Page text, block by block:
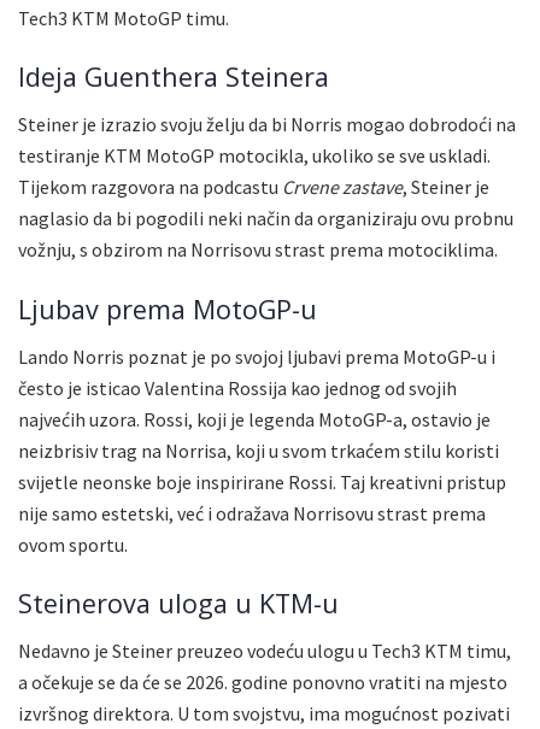
Tech3 KTM MotoGP timu.
Ideja Guenthera Steinera
Steiner je izrazio svoju želju da bi Norris mogao dobrodoći na
testiranje KTM MotoGP motocikla, ukoliko se sve uskladi.
Tijekom razgovora na podcastu Crvene zastave, Steiner je
naglasio da bi pogodili neki način da organiziraju ovu probnu
vožnju, s obzirom na Norrisovu strast prema motociklima.
Ljubav prema MotoGP-u
Lando Norris poznat je po svojoj ljubavi prema MotoGP-u i
često je isticao Valentina Rossija kao jednog od svojih
najvećih uzora. Rossi, koji je legenda MotoGP-a, ostavio je
neizbrisiv trag na Norrisa, koji u svom trkaćem stilu koristi
svijetle neonske boje inspirirane Rossi. Taj kreativni pristup
nije samo estetski, već i odražava Norrisovu strast prema
ovom sportu.
Steinerova uloga u KTM-u
Nedavno je Steiner preuzeo vodeću ulogu u Tech3 KTM timu,
a očekuje se da će se 2026. godine ponovno vratiti na mjesto
izvršnog direktora. U tom svojstvu, ima mogućnost pozivati